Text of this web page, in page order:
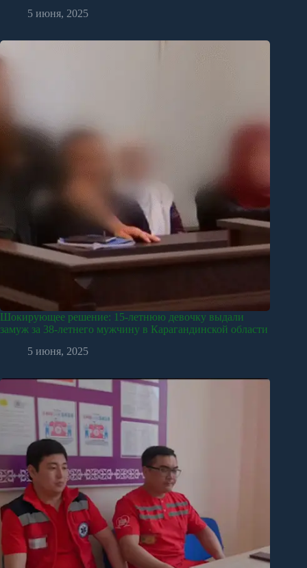
5 июня, 2025
Шокирующее решение: 15-летнюю девочку выдали
замуж за 38-летнего мужчину в Карагандинской области
5 июня, 2025